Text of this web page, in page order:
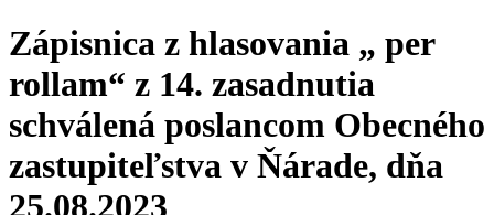
Zápisnica z hlasovania „ per
rollam“ z 14. zasadnutia
schválená poslancom Obecného
zastupiteľstva v Ňárade, dňa
25.08.2023